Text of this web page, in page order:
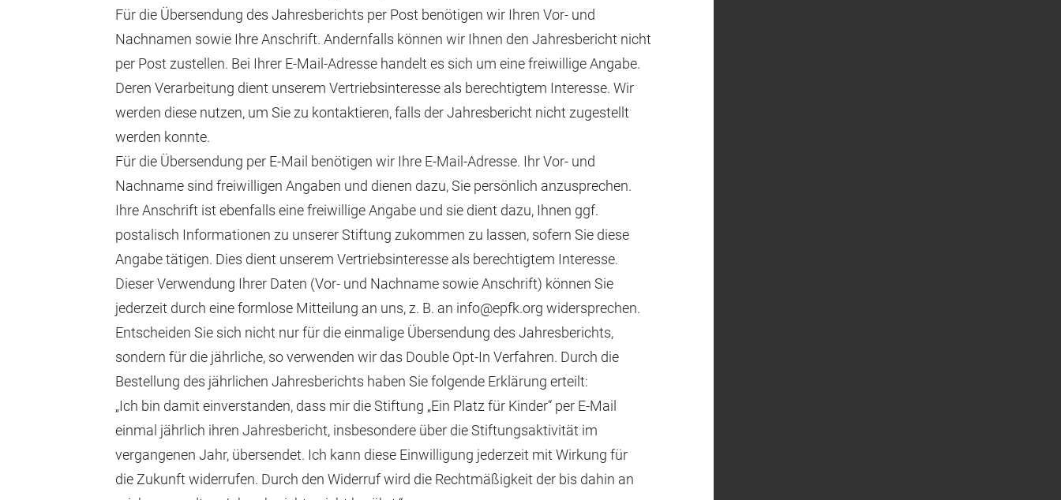
Für die Übersendung des Jahresberichts per Post benötigen wir Ihren Vor- und
Nachnamen sowie Ihre Anschrift. Andernfalls können wir Ihnen den Jahresbericht nicht
per Post zustellen. Bei Ihrer E-Mail-Adresse handelt es sich um eine freiwillige Angabe.
Deren Verarbeitung dient unserem Vertriebsinteresse als berechtigtem Interesse. Wir
werden diese nutzen, um Sie zu kontaktieren, falls der Jahresbericht nicht zugestellt
werden konnte.
Für die Übersendung per E-Mail benötigen wir Ihre E-Mail-Adresse. Ihr Vor- und
Nachname sind freiwilligen Angaben und dienen dazu, Sie persönlich anzusprechen.
Ihre Anschrift ist ebenfalls eine freiwillige Angabe und sie dient dazu, Ihnen ggf.
postalisch Informationen zu unserer Stiftung zukommen zu lassen, sofern Sie diese
Angabe tätigen. Dies dient unserem Vertriebsinteresse als berechtigtem Interesse.
Dieser Verwendung Ihrer Daten (Vor- und Nachname sowie Anschrift) können Sie
jederzeit durch eine formlose Mitteilung an uns, z. B. an info@epfk.org widersprechen.
Entscheiden Sie sich nicht nur für die einmalige Übersendung des Jahresberichts,
sondern für die jährliche, so verwenden wir das Double Opt-In Verfahren. Durch die
Bestellung des jährlichen Jahresberichts haben Sie folgende Erklärung erteilt:
„Ich bin damit einverstanden, dass mir die Stiftung „Ein Platz für Kinder“ per E-Mail
einmal jährlich ihren Jahresbericht, insbesondere über die Stiftungsaktivität im
vergangenen Jahr, übersendet. Ich kann diese Einwilligung jederzeit mit Wirkung für
die Zukunft widerrufen. Durch den Widerruf wird die Rechtmäßigkeit der bis dahin an